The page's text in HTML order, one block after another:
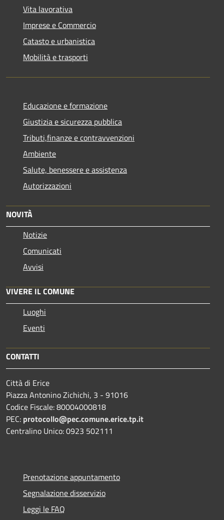
Vita lavorativa
Imprese e Commercio
Catasto e urbanistica
Mobilità e trasporti
Educazione e formazione
Giustizia e sicurezza pubblica
Tributi,finanze e contravvenzioni
Ambiente
Salute, benessere e assistenza
Autorizzazioni
NOVITÀ
Notizie
Comunicati
Avvisi
VIVERE IL COMUNE
Luoghi
Eventi
CONTATTI
Città di Erice
Piazza Antonino Zichichi, 3 - 91016
Codice Fiscale: 80004000818
PEC: protocollo@pec.comune.erice.tp.it
Centralino Unico: 0923 502111
Prenotazione appuntamento
Segnalazione disservizio
Leggi le FAQ